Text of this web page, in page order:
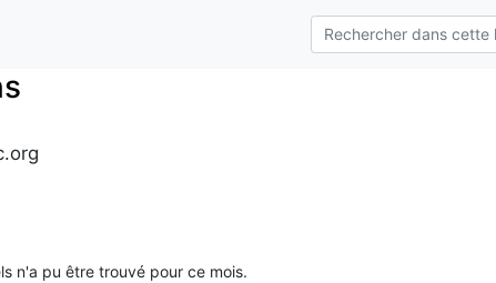
n'a pu être trouvé pour ce mois.